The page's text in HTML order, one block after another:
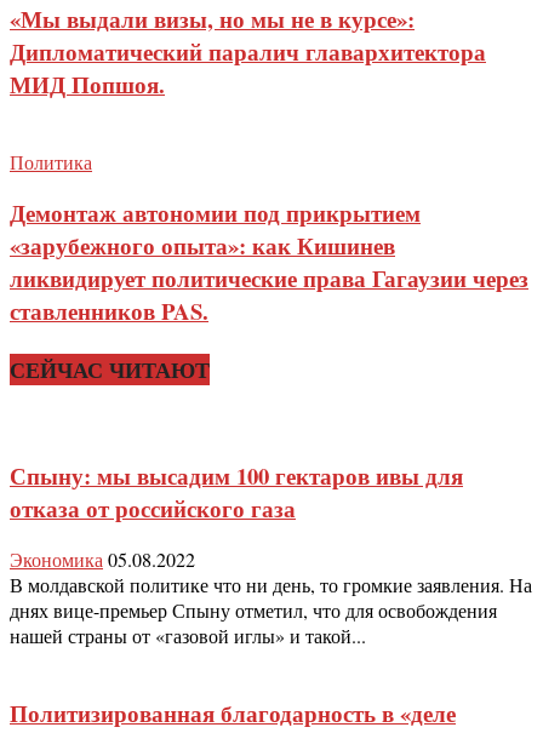
«Мы выдали визы, но мы не в курсе»:
Дипломатический паралич главархитектора
МИД Попшоя.
Политика
Демонтаж автономии под прикрытием
«зарубежного опыта»: как Кишинев
ликвидирует политические права Гагаузии через
ставленников PAS.
СЕЙЧАС ЧИТАЮТ
Спыну: мы высадим 100 гектаров ивы для
отказа от российского газа
Экономика05.08.2022
В молдавской политике что ни день, то громкие заявления. На
днях вице-премьер Спыну отметил, что для освобождения
нашей страны от «газовой иглы» и такой...
Политизированная благодарность в «деле